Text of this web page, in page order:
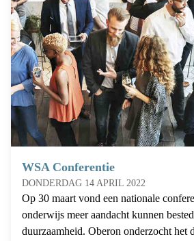
WSA Conferentie
DONDERDAG 14 APRIL 2022
Op 30 maart vond een nationale
onderwijs meer aandacht kunnen
duurzaamheid. Oberon onderzocht het